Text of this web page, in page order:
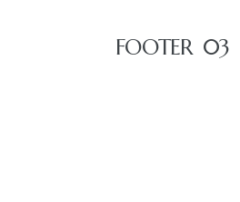
FOOTER 03